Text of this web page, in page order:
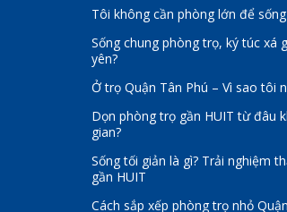
Tôi không cần phòng lớn để
Sống chung phòng trọ, ký túc xá
yên?
Ở trọ Quận Tân Phú – Vì sao tôi
Dọn phòng trọ gần HUIT từ đâu
gian?
Sống tối giản là gì? Trải nghiệm
gần HUIT
Cách sắp xếp phòng trọ nhỏ